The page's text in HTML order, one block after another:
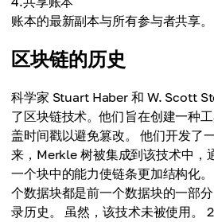
账本的最新副本与所有参与者共享。
区块链的历史
科学家 Stuart Haber 和 W. Scott
了区块链技术。他们旨在创建一种
盖时间戳以避免篡改。 他们开发了
来，Merkle 树被集成到该技术中，
一个块中的能力使链条更加结构化
个数据块都是前一个数据块的一部
录历史。 虽然，该技术未被使用。